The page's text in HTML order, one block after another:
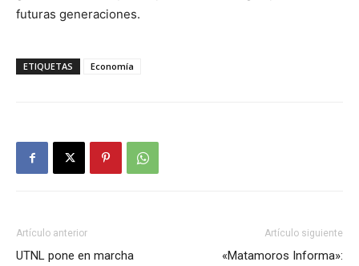
futuras generaciones.
ETIQUETAS Economía
Artículo anterior
UTNL pone en marcha
Artículo siguiente
«Matamoros Informa»: